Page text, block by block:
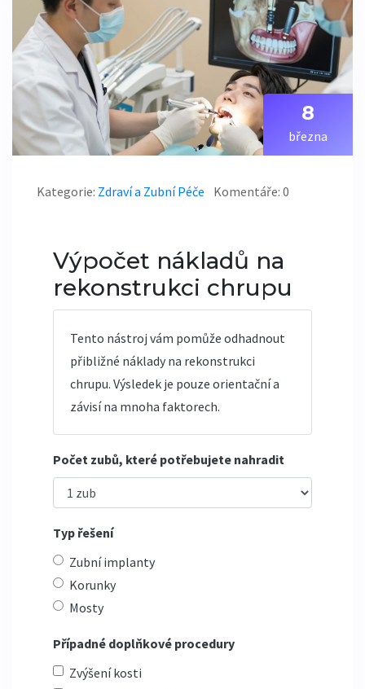
8
března
Kategorie: Zdraví a Zubní Péče Komentáře: 0
Výpočet nákladů na
rekonstrukci chrupu
Tento nástroj vám pomůže odhadnout
přibližné náklady na rekonstrukci
chrupu. Výsledek je pouze orientační a
závisí na mnoha faktorech.
Počet zubů, které potřebujete nahradit
Typ řešení
Zubní implanty
Korunky
Mosty
Případné doplňkové procedury
Zvýšení kosti